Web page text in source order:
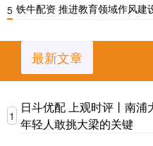
5 铁牛配资 推进教育领域作风建
最新文章
1
日斗优配 上观时评丨南
年轻人敢挑大梁的关键